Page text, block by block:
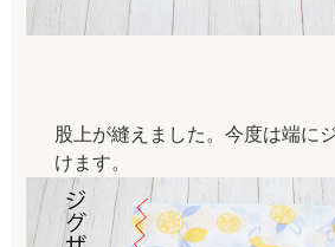
股上が縫えました。今度は端に
けます。